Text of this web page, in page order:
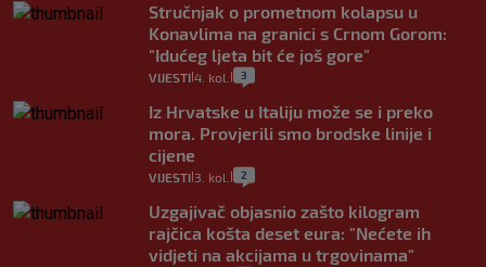
Stručnjak o prometnom kolapsu u
Konavlima na granici s Crnom Gorom:
"Idućeg ljeta bit će još gore"
VIJESTI 4. kol. 3
Iz Hrvatske u Italiju može se i preko
mora. Provjerili smo brodske linije i
cijene
VIJESTI 3. kol. 2
Uzgajivač objasnio zašto kilogram
rajčica košta deset eura: "Nećete ih
vidjeti na akcijama u trgovinama"